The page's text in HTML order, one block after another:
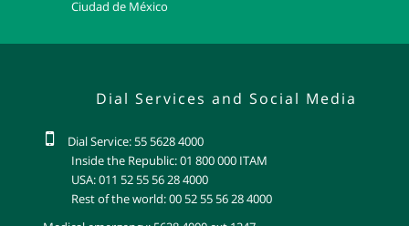
Ciudad de México
Dial Services and Social Media
Dial Service: 55 5628 4000
Inside the Republic: 01 800 000 ITAM
USA: 011 52 55 56 28 4000
Rest of the world: 00 52 55 56 28 4000